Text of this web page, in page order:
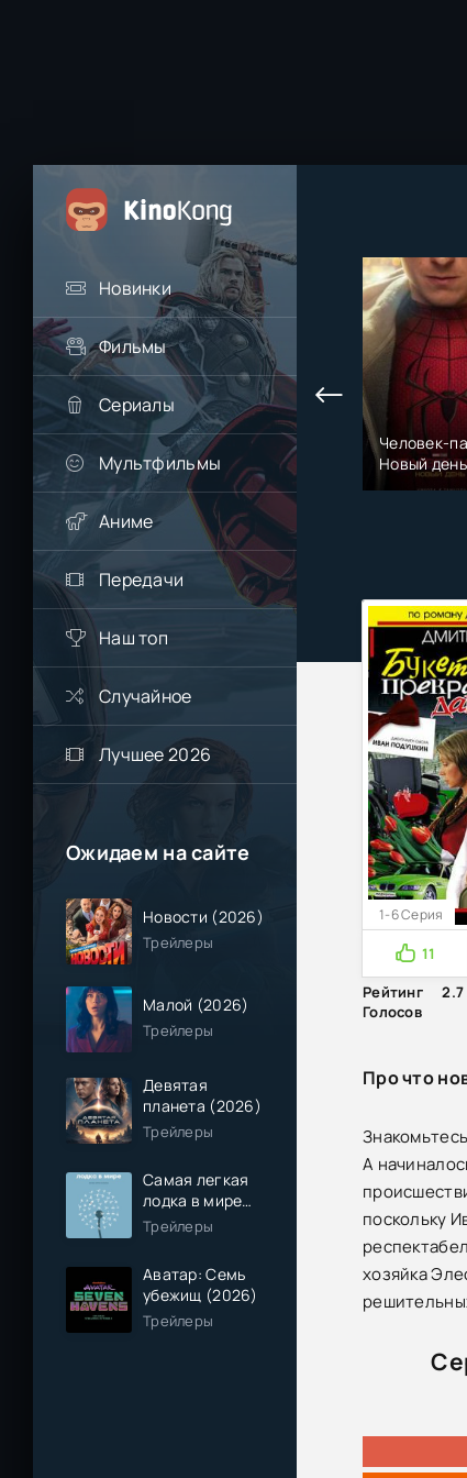
Новинки
Фильмы
Сериалы
Мультфильмы
Аниме
Передачи
Наш топ
Случайное
Лучшее 2026
Ожидаем на сайте
Новости (2026)
Трейлеры
Малой (2026)
Трейлеры
Девятая
планета (2026)
Трейлеры
Самая легкая
лодка в мире
(2026)
Трейлеры
Аватар: Семь
убежищ (2026)
Трейлеры
богатырь.
Колобок (2026)
СОУЛМ8ЙТ
(2026)
Человек-
Новый день
(2026)
1-6 Серия
11
Рейтинг
2.7
Голосов
Про что
А
поскольку
хозяйка